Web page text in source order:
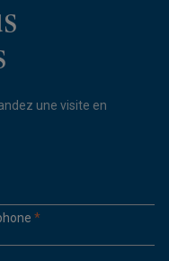
une visite en
*